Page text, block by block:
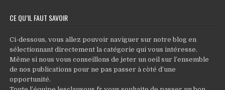
CE QU’IL FAUT SAVOIR
Ci-dessous, vous allez pouvoir naviguer sur notre blog en
sélectionnant directement la catégorie qui vous intéresse.
Même si nous vous conseillons de jeter un oeil sur l’ensemble
de nos publications pour ne pas passer à còté d’une
opportunité.